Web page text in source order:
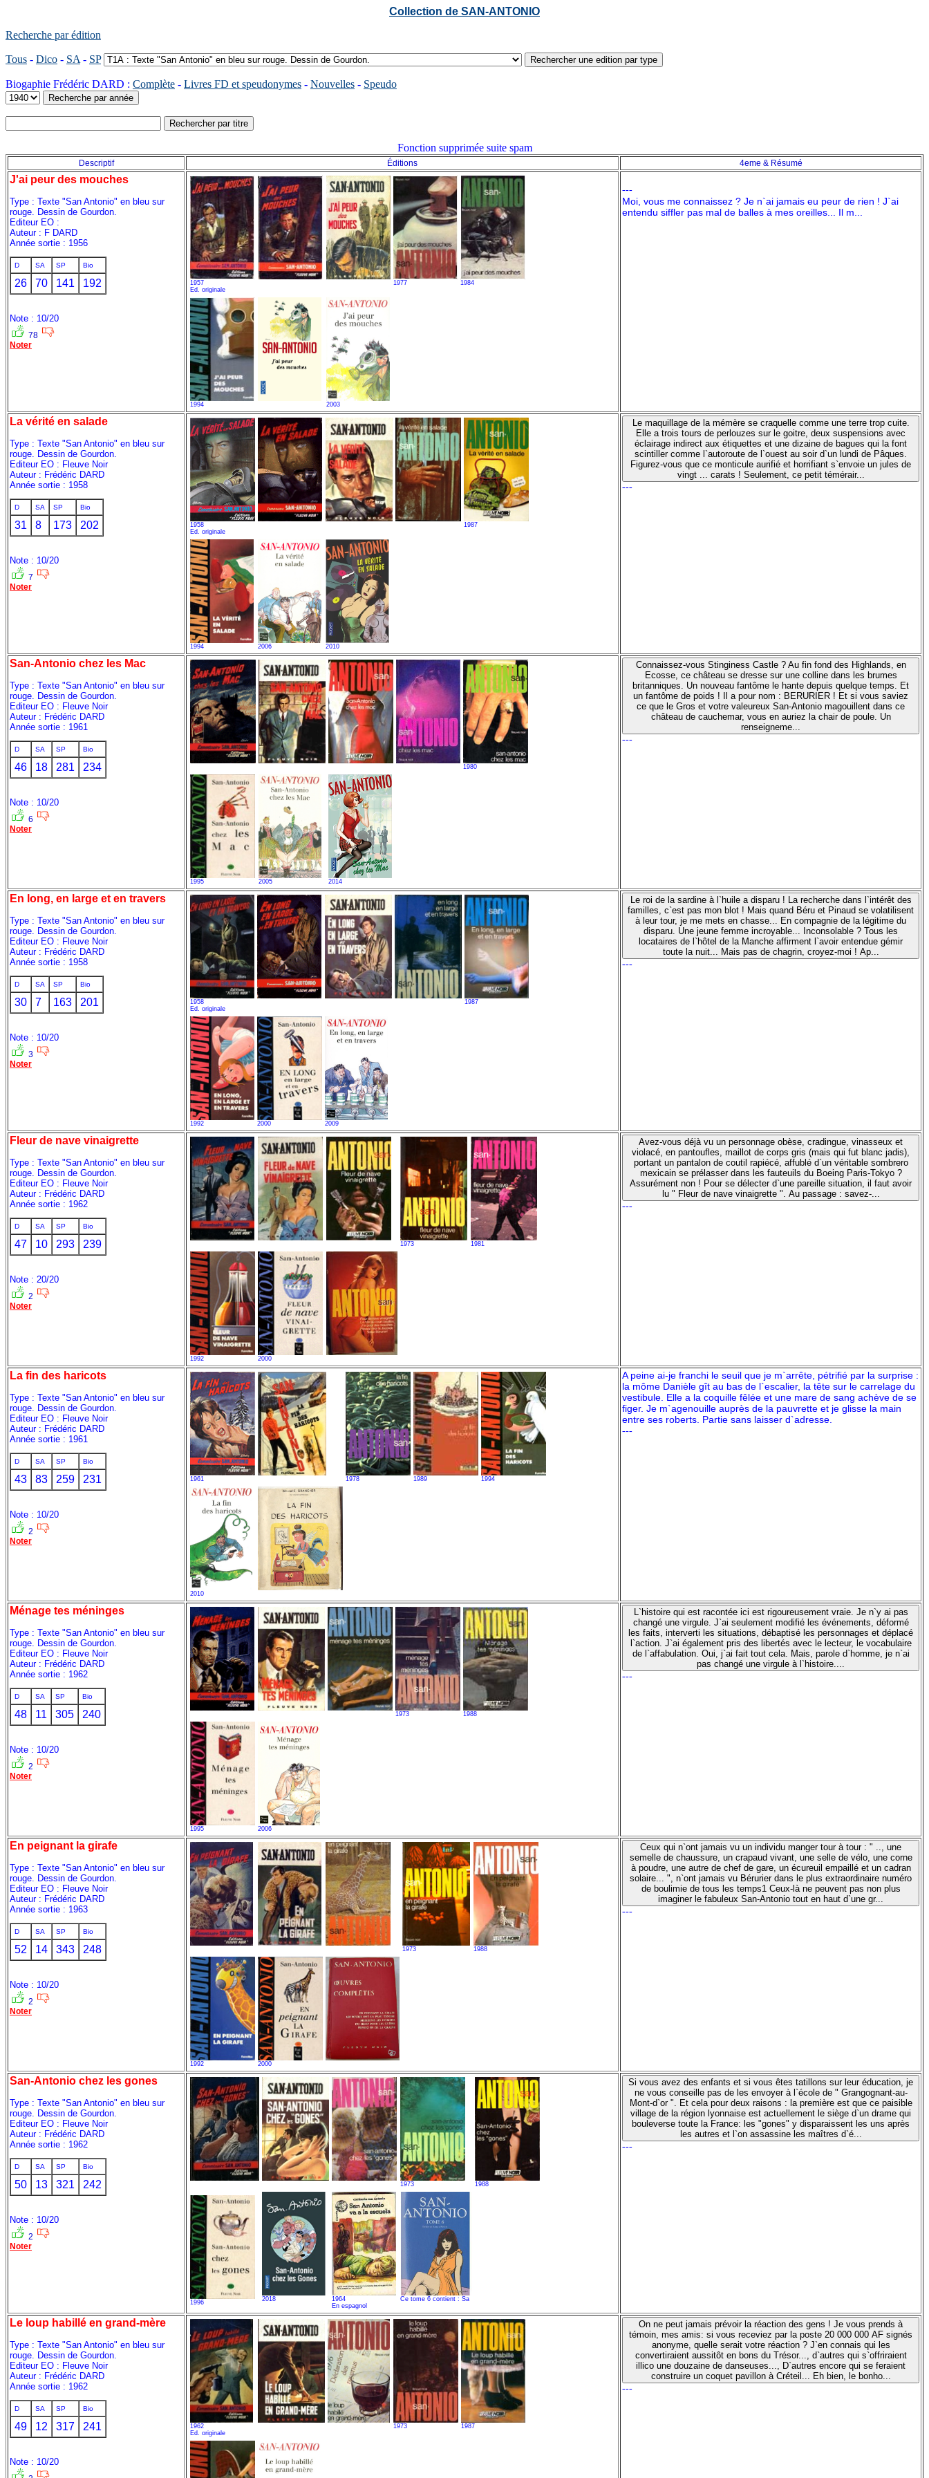
Collection de SAN-ANTONIO
Recherche par édition
Tous - Dico - SA - SP
Biogaphie Frédéric DARD : Complète - Livres FD et speudonymes - Nouvelles - Speudo
Fonction supprimée suite spam
Descriptif Éditions 4eme & Résumé
J'ai peur des mouches
Type : Texte "San Antonio" en bleu sur
rouge. Dessin de Gourdon.
Editeur EO :
Auteur : F DARD
Année sortie : 1956
D SA SP Bio
26 70 141 192
Note : 10/20
78
Noter
1957
Ed. originale
1977 1984
1994 2003
---
Moi, vous me connaissez ? Je n`ai jamais eu peur de rien ! J`ai
entendu siffler pas mal de balles à mes oreilles... Il m...
La vérité en salade
Type : Texte "San Antonio" en bleu sur
rouge. Dessin de Gourdon.
Editeur EO : Fleuve Noir
Auteur : Frédéric DARD
Année sortie : 1958
D SA SP Bio
31 8 173 202
Note : 10/20
7
Noter
1958
Ed. originale
1987
1994 2006 2010
Le maquillage de la mémère se craquelle comme une terre trop cuite.
Elle a trois tours de perlouzes sur le goitre, deux suspensions avec
éclairage indirect aux étiquettes et une dizaine de bagues qui la font
scintiller comme l`autoroute de l`ouest au soir d`un lundi de Pâques.
Figurez-vous que ce monticule aurifié et horrifiant s`envoie un jules de
vingt ... carats ! Seulement, ce petit témérair...
---
San-Antonio chez les Mac
Type : Texte "San Antonio" en bleu sur
rouge. Dessin de Gourdon.
Editeur EO : Fleuve Noir
Auteur : Frédéric DARD
Année sortie : 1961
D SA SP Bio
46 18 281 234
Note : 10/20
6
Noter
1980
1995 2005 2014
Connaissez-vous Stinginess Castle ? Au fin fond des Highlands, en
Ecosse, ce château se dresse sur une colline dans les brumes
britanniques. Un nouveau fantôme le hante depuis quelque temps. Et
un fantôme de poids ! Il a pour nom : BERURIER ! Et si vous saviez
ce que le Gros et votre valeureux San-Antonio magouillent dans ce
château de cauchemar, vous en auriez la chair de poule. Un
renseigneme...
---
En long, en large et en travers
Type : Texte "San Antonio" en bleu sur
rouge. Dessin de Gourdon.
Editeur EO : Fleuve Noir
Auteur : Frédéric DARD
Année sortie : 1958
D SA SP Bio
30 7 163 201
Note : 10/20
3
Noter
1958
Ed. originale
1987
1992 2000 2009
Le roi de la sardine à l`huile a disparu ! La recherche dans l`intérêt des
familles, c`est pas mon blot ! Mais quand Béru et Pinaud se volatilisent
à leur tour, je me mets en chasse... En compagnie de la légitime du
disparu. Une jeune femme incroyable... Inconsolable ? Tous les
locataires de l`hôtel de la Manche affirment l`avoir entendue gémir
toute la nuit... Mais pas de chagrin, croyez-moi ! Ap...
---
Fleur de nave vinaigrette
Type : Texte "San Antonio" en bleu sur
rouge. Dessin de Gourdon.
Editeur EO : Fleuve Noir
Auteur : Frédéric DARD
Année sortie : 1962
D SA SP Bio
47 10 293 239
Note : 20/20
2
Noter
1973 1981
1992 2000
Avez-vous déjà vu un personnage obèse, cradingue, vinasseux et
violacé, en pantoufles, maillot de corps gris (mais qui fut blanc jadis),
portant un pantalon de coutil rapiécé, affublé d`un véritable sombrero
mexicain se prélasser dans les fauteuils du Boeing Paris-Tokyo ?
Assurément non ! Pour se délecter d`une pareille situation, il faut avoir
lu " Fleur de nave vinaigrette ". Au passage : savez-...
---
La fin des haricots
Type : Texte "San Antonio" en bleu sur
rouge. Dessin de Gourdon.
Editeur EO : Fleuve Noir
Auteur : Frédéric DARD
Année sortie : 1961
D SA SP Bio
43 83 259 231
Note : 10/20
2
Noter
1961 1978 1989 1994
2010
A peine ai-je franchi le seuil que je m`arrête, pétrifié par la surprise :
la môme Danièle gît au bas de l`escalier, la tête sur le carrelage du
vestibule. Elle a la coquille fêlée et une mare de sang achève de se
figer. Je m`agenouille auprès de la pauvrette et je glisse la main
entre ses roberts. Partie sans laisser d`adresse.
---
Ménage tes méninges
Type : Texte "San Antonio" en bleu sur
rouge. Dessin de Gourdon.
Editeur EO : Fleuve Noir
Auteur : Frédéric DARD
Année sortie : 1962
D SA SP Bio
48 11 305 240
Note : 10/20
2
Noter
1973 1988
1995 2006
L`histoire qui est racontée ici est rigoureusement vraie. Je n`y ai pas
changé une virgule. J`ai seulement modifié les événements, déformé
les faits, interverti les situations, débaptisé les personnages et déplacé
l`action. J`ai également pris des libertés avec le lecteur, le vocabulaire
de l`affabulation. Oui, j`ai fait tout cela. Mais, parole d`homme, je n`ai
pas changé une virgule à l`histoire....
---
En peignant la girafe
Type : Texte "San Antonio" en bleu sur
rouge. Dessin de Gourdon.
Editeur EO : Fleuve Noir
Auteur : Frédéric DARD
Année sortie : 1963
D SA SP Bio
52 14 343 248
Note : 10/20
2
Noter
1973 1988
1992 2000
Ceux qui n`ont jamais vu un individu manger tour à tour : " .., une
semelle de chaussure, un crapaud vivant, une selle de vélo, une corne
à poudre, une autre de chef de gare, un écureuil empaillé et un cadran
solaire... ", n`ont jamais vu Bérurier dans le plus extraordinaire numéro
de boulimie de tous les temps1 Ceux-là ne peuvent pas non plus
imaginer le fabuleux San-Antonio tout en haut d`une gr...
---
San-Antonio chez les gones
Type : Texte "San Antonio" en bleu sur
rouge. Dessin de Gourdon.
Editeur EO : Fleuve Noir
Auteur : Frédéric DARD
Année sortie : 1962
D SA SP Bio
50 13 321 242
Note : 10/20
2
Noter
1973 1988
1996 2018
1964
En espagnol
Ce tome 6 contient : Sa
Si vous avez des enfants et si vous êtes tatillons sur leur éducation, je
ne vous conseille pas de les envoyer à l`école de " Grangognant-au-
Mont-d`or ". Et cela pour deux raisons : la première est que ce paisible
village de la région lyonnaise est actuellement le siège d`un drame qui
bouleverse toute la France: les "gones" y disparaissent les uns après
les autres et l`on assassine les maîtres d`é...
---
Le loup habillé en grand-mère
Type : Texte "San Antonio" en bleu sur
rouge. Dessin de Gourdon.
Editeur EO : Fleuve Noir
Auteur : Frédéric DARD
Année sortie : 1962
D SA SP Bio
49 12 317 241
Note : 10/20
1962
Ed. originale
1973 1987
On ne peut jamais prévoir la réaction des gens ! Je vous prends à
témoin, mes amis: si vous receviez par la poste 20 000 000 AF signés
anonyme, quelle serait votre réaction ? J`en connais qui les
convertiraient aussitôt en bons du Trésor..., d`autres qui s`offriraient
illico une douzaine de danseuses..., D`autres encore qui se feraient
construire un coquet pavillon à Créteil... Eh bien, le bonho...
---